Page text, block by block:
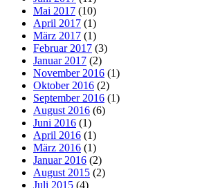
Mai 2017 (10)
April 2017 (1)
März 2017 (1)
Februar 2017 (3)
Januar 2017 (2)
November 2016 (1)
Oktober 2016 (2)
September 2016 (1)
August 2016 (6)
Juni 2016 (1)
April 2016 (1)
März 2016 (1)
Januar 2016 (2)
August 2015 (2)
Juli 2015 (4)